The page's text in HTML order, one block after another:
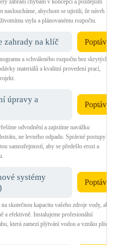
zabrání chybám v koncepci a pozdějším
nasloucháme, abychom se ujistili, že návrh
stylu a plánovanému rozpočtu.
zahrady na klíč Poptávka
a schváleného rozpočtu bez skrytých
materiálů a kvalitní provedení prací,
úpravy a
Poptávka
odvodnění a zajistíme navážku
ne levného odpadu. Správné postupy
samozřejmostí, aby se předešlo erozi a
systémy
Poptávka
skutečnou kapacitu vašeho zdroje vody, aby
a efektivně. Instalujeme profesionální
která zamezí plýtvání vodou a vzniku plísní